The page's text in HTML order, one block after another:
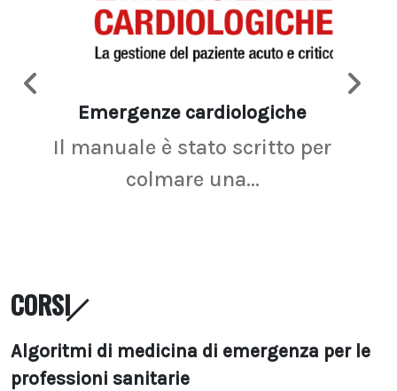
Emergenze cardiologiche
Il manuale è stato scritto per
colmare una...
CORSI
Algoritmi di medicina di emergenza per le
professioni sanitarie